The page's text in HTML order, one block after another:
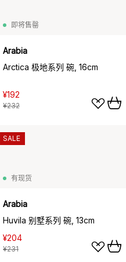
即将售罄
Arabia
Arctica 极地系列 碗, 16cm
¥192
¥232
有现货
Arabia
Huvila 别墅系列 碗, 13cm
¥204
¥231
SALE